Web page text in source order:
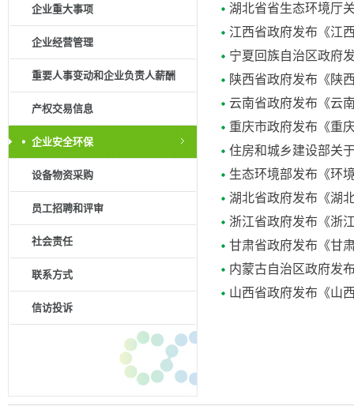
企业重大事项
企业经营管理
重要人事变动和企业负责人薪酬
产权交易信息
企业安全环保
设备物资采购
员工招聘和评审
社会责任
联系方式
信访投诉
湖北省省生态环境厅
江西省政府发布《江
宁夏回族自治区政府
陕西省政府发布《陕
云南省政府发布《云
重庆市政府发布《重
住房和城乡建设部关
生态环境部发布《环
湖北省政府发布《湖
浙江省政府发布《浙
甘肃省政府发布《甘
内蒙古自治区政府发
山西省政府发布《山